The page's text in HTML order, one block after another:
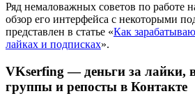
Ряд немаловажных советов по работе
обзор его интерфейса с некоторыми
представлен в статье «Как
лайках и подписках».
VKserfing — деньги за лайки,
группы и репосты в Контакте